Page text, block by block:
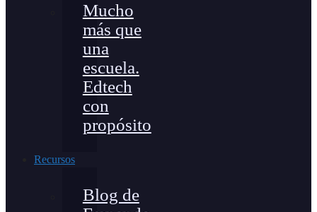
Mucho
más que
una
escuela.
Edtech
con
propósito
Recursos
Blog de